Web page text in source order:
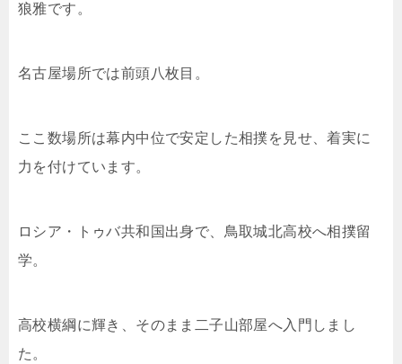
狼雅です。
名古屋場所では前頭八枚目。
ここ数場所は幕内中位で安定した相撲を見せ、着実に
力を付けています。
ロシア・トゥバ共和国出身で、鳥取城北高校へ相撲留
学。
高校横綱に輝き、そのまま二子山部屋へ入門しまし
た。